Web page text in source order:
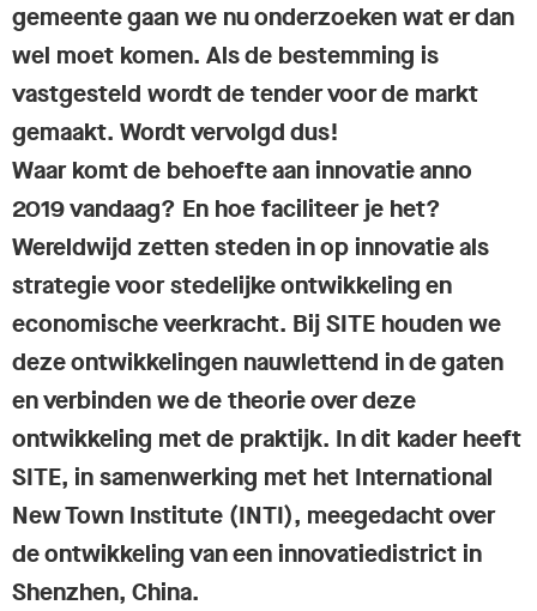
gemeente gaan we nu onderzoeken wat er dan
wel moet komen. Als de bestemming is
vastgesteld wordt de tender voor de markt
gemaakt. Wordt vervolgd dus!
Waar komt de behoefte aan innovatie anno
2019 vandaag? En hoe faciliteer je het?
Wereldwijd zetten steden in op innovatie als
strategie voor stedelijke ontwikkeling en
economische veerkracht. Bij SITE houden we
deze ontwikkelingen nauwlettend in de gaten
en verbinden we de theorie over deze
ontwikkeling met de praktijk. In dit kader heeft
SITE, in samenwerking met het International
New Town Institute (INTI), meegedacht over
de ontwikkeling van een innovatiedistrict in
Shenzhen, China.